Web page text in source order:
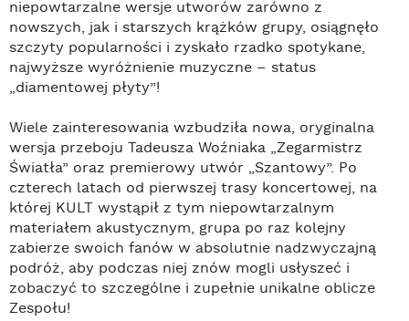
niepowtarzalne wersje utworów zarówno z
nowszych, jak i starszych krążków grupy, osiągnęło
szczyty popularności i zyskało rzadko spotykane,
najwyższe wyróżnienie muzyczne – status
„diamentowej płyty”!
Wiele zainteresowania wzbudziła nowa, oryginalna
wersja przeboju Tadeusza Woźniaka „Zegarmistrz
Światła” oraz premierowy utwór „Szantowy”. Po
czterech latach od pierwszej trasy koncertowej, na
której KULT wystąpił z tym niepowtarzalnym
materiałem akustycznym, grupa po raz kolejny
zabierze swoich fanów w absolutnie nadzwyczajną
podróż, aby podczas niej znów mogli usłyszeć i
zobaczyć to szczególne i zupełnie unikalne oblicze
Zespołu!